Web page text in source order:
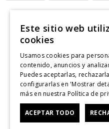
Legal
Cuenta
Dirección Oficina: Av.
Este sitio web
cookies
Usamos cookies para
contenido, anuncios y
Puedes aceptarlas,
configurarlas en 'Mostrar
más en nuestra Política de
ACEPTAR TODO